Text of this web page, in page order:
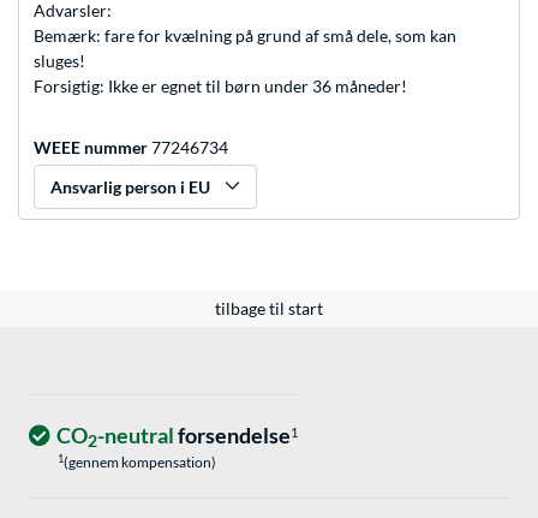
Advarsler:
Bemærk: fare for kvælning på grund af små dele, som kan
sluges!
Forsigtig: Ikke er egnet til børn under 36 måneder!
WEEE nummer77246734
Ansvarlig person i EU
tilbage til start
CO2-neutralforsendelse1
1(gennem kompensation)